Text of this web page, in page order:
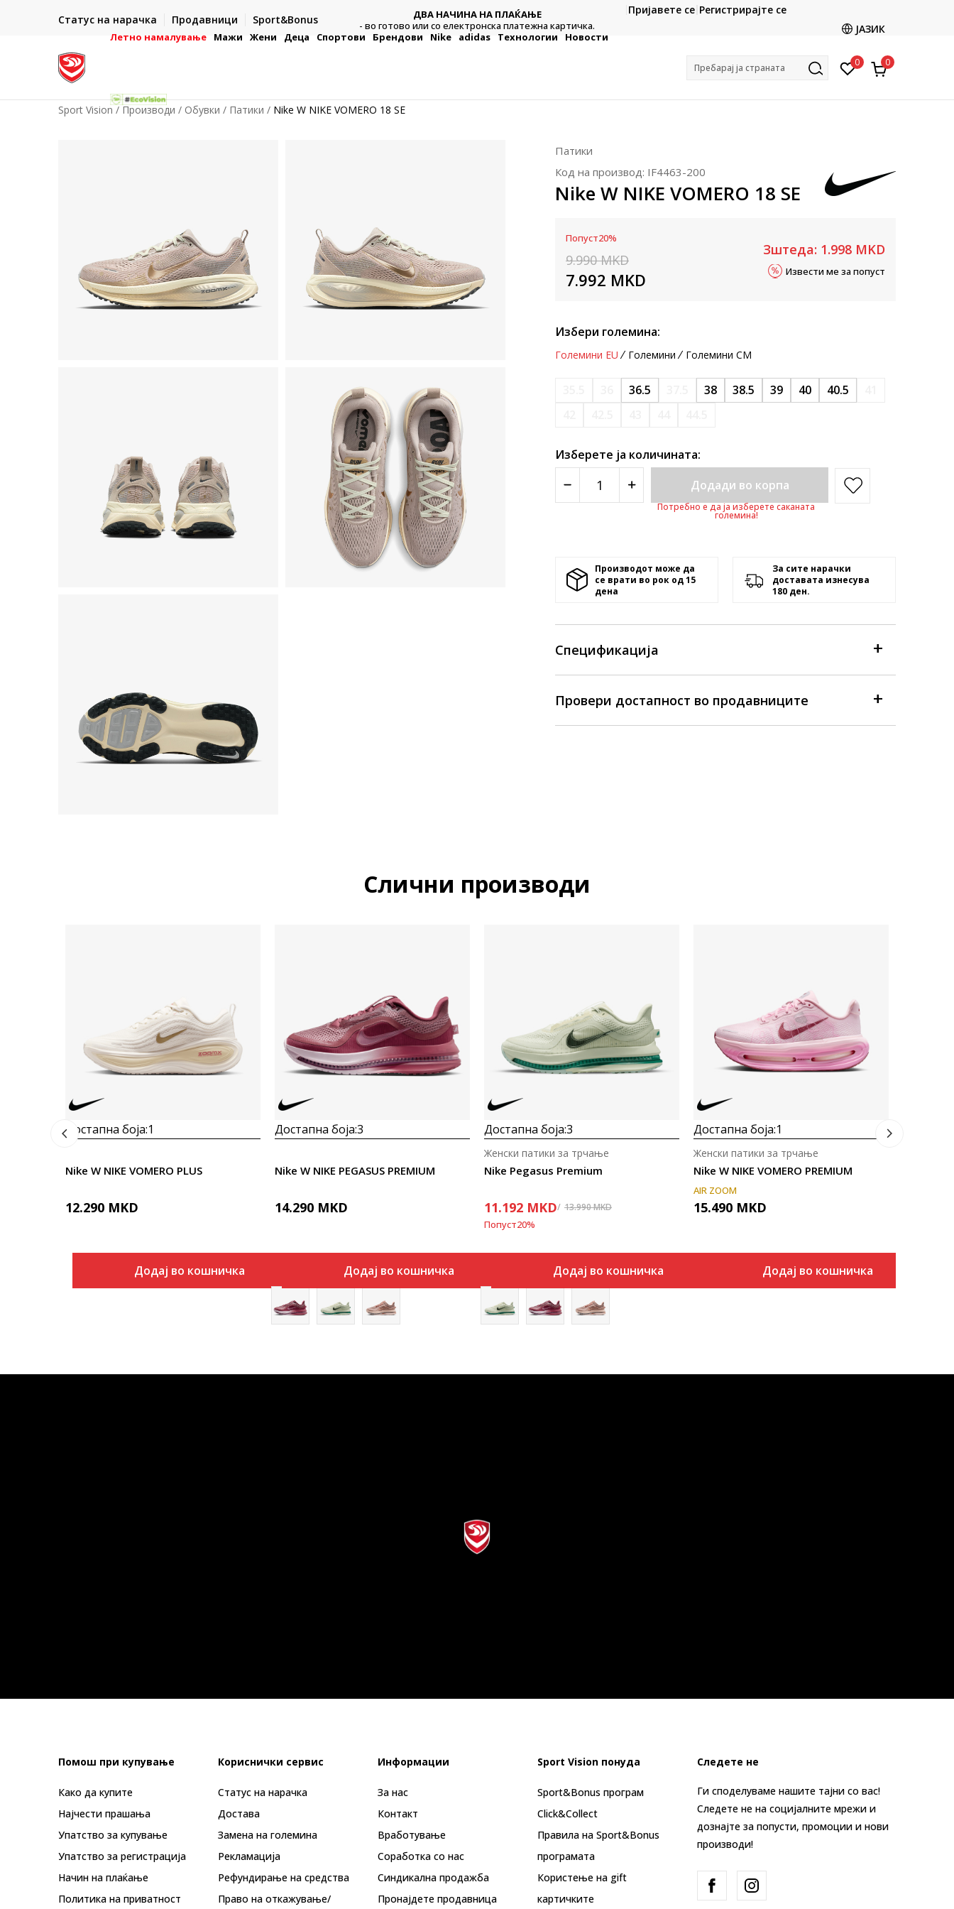
Статус на нарачка Продавници Sport&Bonus
- на сите нарачки во готово или со електронска платежна
ДВА НАЧИНА НА ПЛАЌАЊЕ
- во готово или со електронска платежна картичка.
CLICK & COLLECT
Платете со картичка online и подигнете во продавницата
Пријавете се Регистрирајте се
ЈАЗИК
Летно намалување Мажи Жени Деца Спортови Брендови Nike adidas Технологии Новости
Пребарај ја страната 0 0
Sport Vision Производи Обувки Патики Nike W NIKE VOMERO 18 SE
Патики
Код на производ: IF4463-200
Nike W NIKE VOMERO 18 SE
Попуст20%
9.990 MKD
7.992 MKD
Зштеда: 1.998 MKD
Извести ме за попуст
Избери големина:
Големини EU Големини Големини CM
36.5 38 38.5 39 40 40.5
Изберете ја количината:
Додади во корпа
Потребно е да ја изберете саканата
големина!
Производот може да
се врати во рок од 15
денa
За сите нарачки
доставата изнесува
180 ден.
Спецификација
Провери достапност во продавниците
Слични производи
Достапна боја:1
Nike W NIKE VOMERO PLUS
12.290 MKD
Додај во кошничка
Достапна боја:3
Nike W NIKE PEGASUS PREMIUM
14.290 MKD
Додај во кошничка
Достапна боја:3
Nike Pegasus Premium
Женски патики за трчање
11.192 MKD 13.990MKD
Попуст20%
Додај во кошничка
Достапна боја:1
Nike W NIKE VOMERO PREMIUM
Женски патики за трчање
AIR ZOOM
15.490 MKD
Додај во кошничка
Помош при купување
Како да купите
Најчести прашања
Упатство за купување
Упатство за регистрација
Начин на плаќање
Политика на приватност
Кориснички сервис
Статус на нарачка
Достава
Замена на големина
Рекламациja
Рефундирање на средства
Право на откажување/
Информации
За нас
Контакт
Вработување
Соработка со нас
Синдикална продажба
Пронајдете продавница
Sport Vision понуда
Sport&Bonus програм
Click&Collect
Правила на Sport&Bonus
програмата
Користење на gift
картичките
Следете не
Ги споделуваме нашите тајни со вас!
Следете не на социјалните мрежи и
дознајте за попусти, промоции и нови
производи!